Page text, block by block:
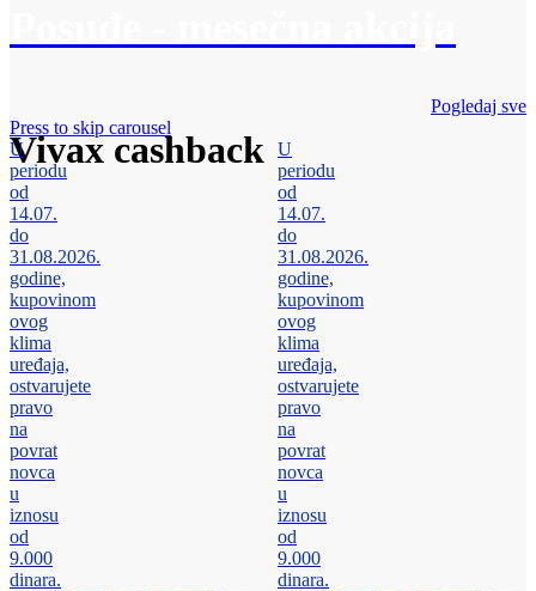
Vivax cashback
Pogledaj sve
Press to skip carousel
U
periodu
od
14.07.
do
31.08.2026.
godine,
kupovinom
ovog
klima
uređaja,
ostvarujete
pravo
na
povrat
novca
u
iznosu
od
9.000
dinara.
U
periodu
od
14.07.
do
31.08.2026.
godine,
kupovinom
ovog
klima
uređaja,
ostvarujete
pravo
na
povrat
novca
u
iznosu
od
9.000
dinara.